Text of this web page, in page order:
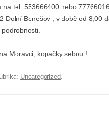
tel. 553666400 nebo
Dolní Benešov , v době od 8,00
Moravci, kopačky sebou !
Uncategorized.